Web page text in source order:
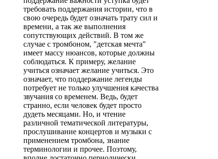
требовать поддержания истории, что в
свою очередь будет означать трату сил и
времени, а так же выполнения
сопутствующих действий. В том же
случае с тромбоном, "детская мечта"
имеет массу нюансов, которые должны
соблюдаться. К примеру, желание
учиться означает желание учиться. Это
означает, что поддержание легенды
потребует не только улучшения качества
звучания со временем. Ведь, будет
странно, если человек будет просто
дудеть месяцами. Но, и чтение
различной тематической литературы,
прослушивание концертов и музыки с
применением тромбона, знание
терминологии и прочее. Поэтому,